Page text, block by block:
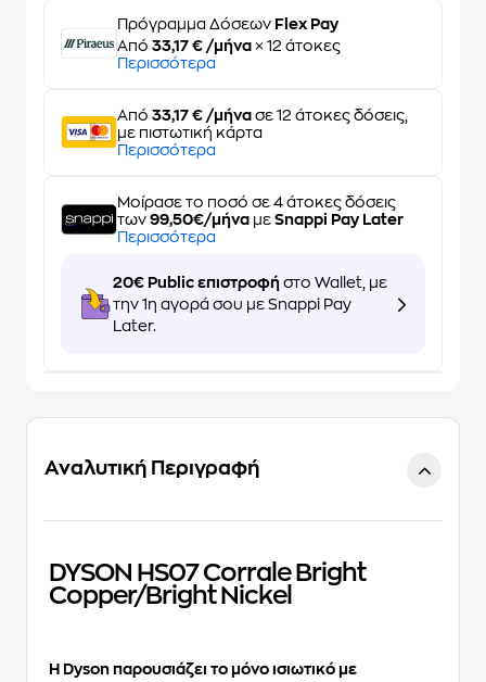
Πρόγραμμα Δόσεων Flex Pay
Από 33,17 € /μήνα × 12 άτοκες
Περισσότερα
Από 33,17 € /μήνα σε 12 άτοκες δόσεις,
με πιστωτική κάρτα
Περισσότερα
Μοίρασε το ποσό σε 4 άτοκες δόσεις
των 99,50€/μήνα με Snappi Pay Later
Περισσότερα
20€ Public επιστροφή στο Wallet, με
την 1η αγορά σου με Snappi Pay
Later.
Αναλυτική Περιγραφή
DYSON HS07 Corrale Bright
Copper/Bright Nickel
Η Dyson παρουσιάζει το μόνο ισιωτικό με